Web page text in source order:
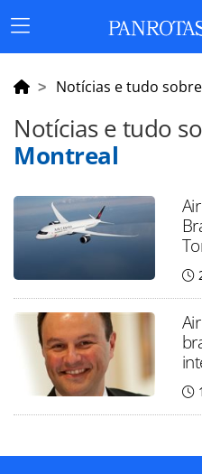
Menu
Principal
Notícias e tudo
Notícias e tudo
Montreal